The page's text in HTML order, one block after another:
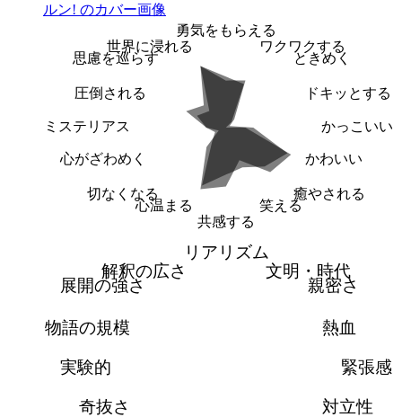
勇気をもらえる
ワクワクする
ときめく
ドキッとする
かっこいい
かわいい
癒やされる
笑える
共感する
心温まる
切なくなる
心がざわめく
ミステリアス
圧倒される
思慮を巡らす
世界に浸れる
リアリズム
文明・時代
親密さ
熱血
緊張感
対立性
奇抜さ
実験的
物語の規模
展開の強さ
解釈の広さ